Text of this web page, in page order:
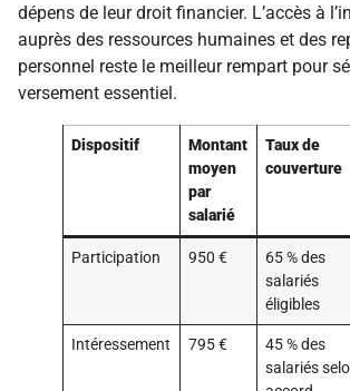
dépens de leur droit financier. L’accès à
auprès des ressources humaines et des
personnel reste le meilleur rempart pour
versement essentiel.
Dispositif
Montant
moyen
par
salarié
Taux de
couverture
Participation 950 €
65 % des
salariés
éligibles
Intéressement 795 €
45 % des
salariés